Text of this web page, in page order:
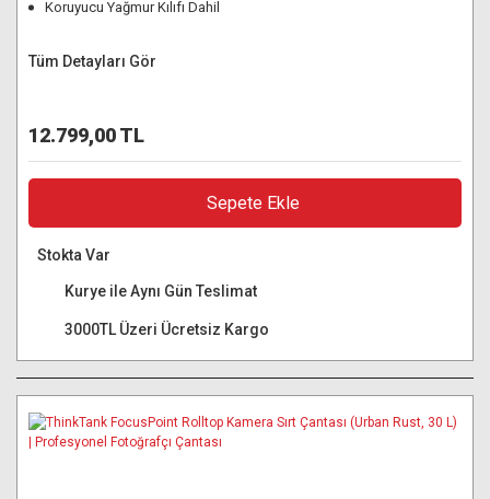
Koruyucu Yağmur Kılıfı Dahil
Tüm Detayları Gör
12.799,00 TL
Sepete Ekle
Stokta Var
Kurye ile Aynı Gün Teslimat
3000TL Üzeri Ücretsiz Kargo